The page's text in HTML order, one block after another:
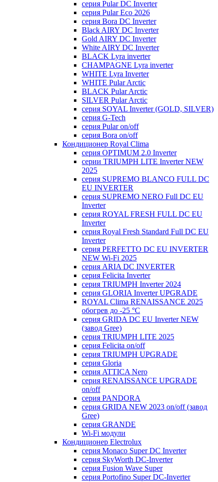
серия Pular DC Inverter
серия Pular Eco 2026
серия Bora DC Inverter
Black AIRY DC Inverter
Gold AIRY DC Inverter
White AIRY DC Inverter
BLACK Lyra inverter
CHAMPAGNE Lyra inverter
WHITE Lyra Inverter
WHITE Pular Arctic
BLACK Pular Arctic
SILVER Pular Arctic
серия SOYAL Inverter (GOLD, SILVER)
серия G-Tech
серия Pular on/off
серия Bora on/off
Кондиционер Royal Clima
серия OPTIMUM 2.0 Inverter
серии TRIUMPH LITE Inverter NEW
2025
серия SUPREMO BLANCO FULL DC
EU INVERTER
серия SUPREMO NERO Full DC EU
Inverter
серия ROYAL FRESH FULL DC EU
Inverter
серия Royal Fresh Standard Full DC EU
Inverter
серия PERFETTO DC EU INVERTER
NEW Wi-Fi 2025
серия ARIA DC INVERTER
серия Felicita Inverter
серия TRIUMPH Inverter 2024
серия GLORIA Inverter UPGRADE
ROYAL Clima RENAISSANCE 2025
обогрев до -25 °С
серия GRIDA DC EU Inverter NEW
(завод Gree)
серия TRIUMPH LITE 2025
серия Felicita on/off
серия TRIUMPH UPGRADE
серия Gloria
серия ATTICA Nero
серия RENAISSANCE UPGRADE
on/off
серия PANDORA
серия GRIDA NEW 2023 on/off (завод
Gree)
серия GRANDE
Wi-Fi модули
Кондиционер Electrolux
серия Monaco Super DC Inverter
серия SkyWorth DC-Inverter
серия Fusion Wave Super
серия Portofino Super DC-Inverter